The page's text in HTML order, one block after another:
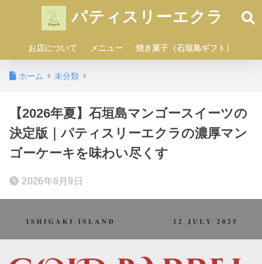
パティスリーエクラ
お店について メニュー 焼き菓子（石垣島ギフト）
ホーム 未分類
【2026年夏】石垣島マンゴースイーツの
決定版｜パティスリーエクラの濃厚マン
ゴーケーキを味わい尽くす
2026年6月9日